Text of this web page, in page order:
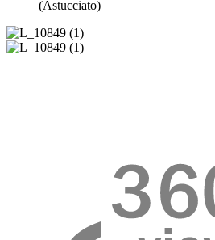
(Astucciato)